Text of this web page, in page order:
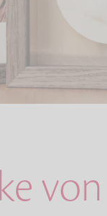
von